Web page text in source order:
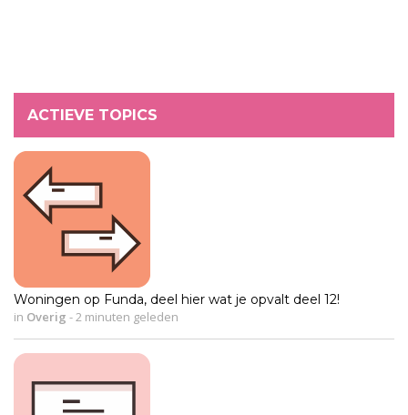
ACTIEVE TOPICS
Woningen op Funda, deel hier wat je opvalt deel 12!
in Overig - 2 minuten geleden